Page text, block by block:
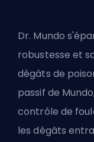
Dr. Mundo
robustesse et
dégâts de
passif de
contrôle de
les dégâts